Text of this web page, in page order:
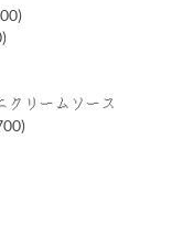
リームソース